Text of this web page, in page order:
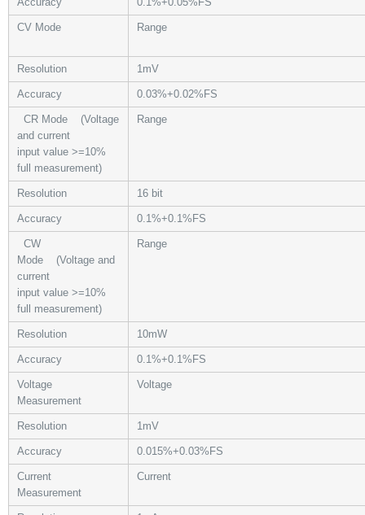
CV Mode Range
Resolution 1mV
Accuracy 0.03%+0.02%FS
CR Mode (Voltage
and current
input value >=10%
full measurement)
Range
Resolution 16 bit
Accuracy 0.1%+0.1%FS
CW
Mode (Voltage and
current
input value >=10%
full measurement)
Range
Resolution 10mW
Accuracy 0.1%+0.1%FS
Voltage
Measurement
Voltage
Resolution 1mV
Accuracy 0.015%+0.03%FS
Current
Measurement
Current